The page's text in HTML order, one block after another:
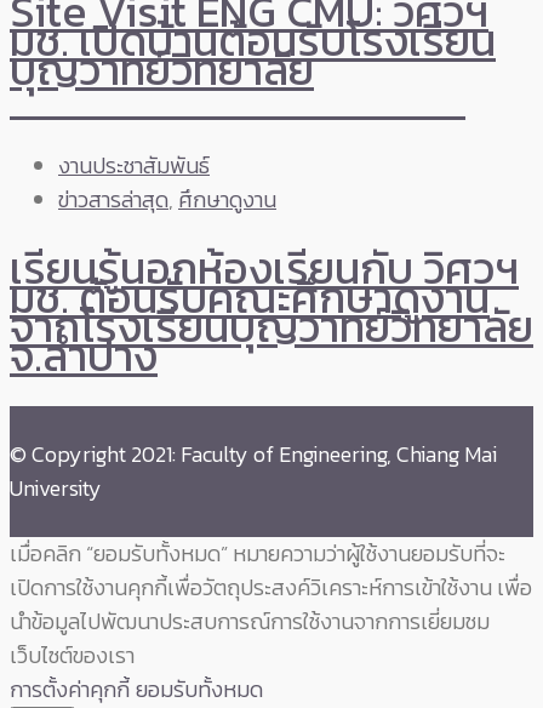
มช. เปิดบ้านต้อนรับโรงเรียน
บุญวาทย์วิทยาลัย
งานประชาสัมพันธ์
ข่าวสารล่าสุด, ศึกษาดูงาน
เรียนรู้นอกห้องเรียนกับ วิศวฯ
มช. ต้อนรับคณะศึกษาดูงาน
จากโรงเรียนบุญวาทย์วิทยาลัย
จ.ลำปาง
© Copyright 2021: Faculty of Engineering, Chiang Mai
University
เมื่อคลิก “ยอมรับทั้งหมด” หมายความว่าผู้ใช้งานยอมรับที่จะ
เปิดการใช้งานคุกกี้เพื่อวัตถุประสงค์วิเคราะห์การเข้าใช้งาน เพื่อ
นำข้อมูลไปพัฒนาประสบการณ์การใช้งานจากการเยี่ยมชม
เว็บไซต์ของเรา
การตั้งค่าคุกกี้ยอมรับทั้งหมด